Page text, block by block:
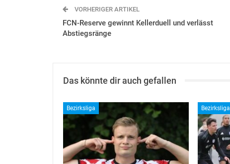
VORHERIGER ARTIKEL
FCN-Reserve gewinnt Kellerduell und verlässt
Abstiegsränge
Das könnte dir auch gefallen
Bezirksliga Bezirksliga